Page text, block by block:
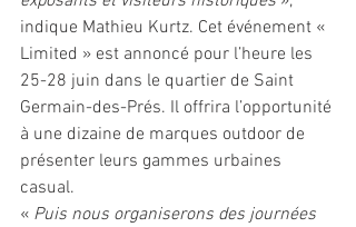
indique Mathieu Kurtz. Cet événement «
Limited » est annoncé pour l’heure les
25-28 juin dans le quartier de Saint
Germain-des-Prés. Il offrira l’opportunité
à une dizaine de marques outdoor de
présenter leurs gammes urbaines
casual.
« Puis nous organiserons des journées